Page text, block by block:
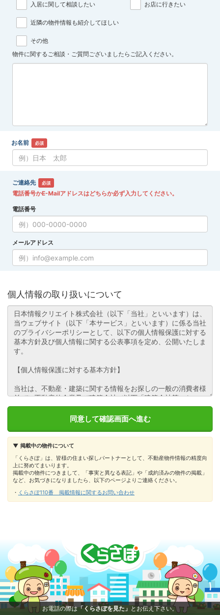
入居に関して相談したい お店に行きたい
近隣の物件情報も紹介してほしい
その他
物件に関するご相談・ご質問ございましたらご記入ください。
お名前 必須
ご連絡先 必須
電話番号かE-Mailアドレスはどちらか必ず入力してください。
電話番号
メールアドレス
個人情報の取り扱いについて
▼ 掲載中の物件について
「くらさぽ」は、皆様の住まい探しパートナーとして、不動産物件情報の精度向
上に努めてまいります。
掲載中の物件につきまして、「事実と異なる表記」や「成約済みの物件の掲載」
など、お気づきになりましたら、以下のページよりご連絡ください。
・ くらさぽ110番 掲載情報に関するお問い合わせ
お電話の際は「くらさぽを見た」 とお伝え下さい。